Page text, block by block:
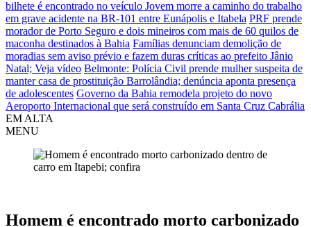
bilhete é encontrado no veículo Jovem morre a caminho do trabalho
em grave acidente na BR-101 entre Eunápolis e Itabela PRF prende
morador de Porto Seguro e dois mineiros com mais de 60 quilos de
maconha destinados à Bahia Famílias denunciam demolição de
moradias sem aviso prévio e fazem duras críticas ao prefeito Jânio
Natal; Veja vídeo Belmonte: Polícia Civil prende mulher suspeita de
manter casa de prostituição Barrolândia; denúncia aponta presença
de adolescentes Governo da Bahia remodela projeto do novo
Aeroporto Internacional que será construído em Santa Cruz Cabrália
EM ALTA
MENU
Homem é encontrado morto carbonizado